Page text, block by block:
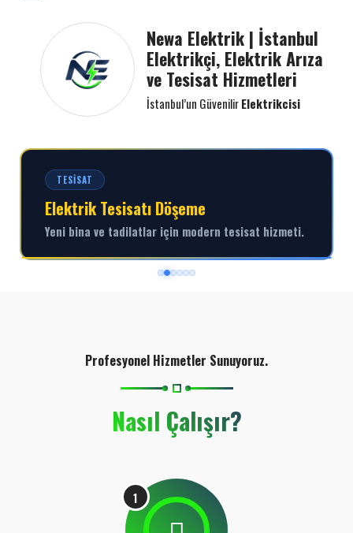
Newa Elektrik | İstanbul
Elektrikçi, Elektrik Arıza
ve Tesisat Hizmetleri
İstanbul’un GüvenilirElektrikcisi
TESISAT
Elektrik Tesisatı Döşeme
Yeni bina ve tadilatlar için modern tesisat hizmeti.
Profesyonel Hizmetler Sunuyoruz.
Nasıl Çalışır?
1